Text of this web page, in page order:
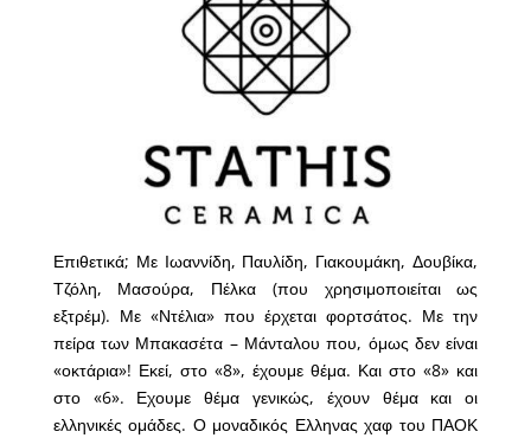
Επιθετικά; Με Ιωαννίδη, Παυλίδη, Γιακουμάκη, Δουβίκα,
Τζόλη, Μασούρα, Πέλκα (που χρησιμοποιείται ως
εξτρέμ). Με «Ντέλια» που έρχεται φορτσάτος. Με την
πείρα των Μπακασέτα – Μάνταλου που, όμως δεν είναι
«οκτάρια»! Εκεί, στο «8», έχουμε θέμα. Και στο «8» και
στο «6». Εχουμε θέμα γενικώς, έχουν θέμα και οι
ελληνικές ομάδες. Ο μοναδικός Ελληνας χαφ του ΠΑΟΚ